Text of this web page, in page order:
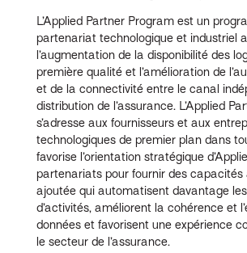
L’Applied Partner Program est un
partenariat technologique et industriel
l’augmentation de la disponibilité des
première qualité et l’amélioration de
et de la connectivité entre le canal
distribution de l’assurance. L’Applied
s’adresse aux fournisseurs et aux
technologiques de premier plan dans
favorise l’orientation stratégique
partenariats pour fournir des capacités
ajoutée qui automatisent davantage
d’activités, améliorent la cohérence et
données et favorisent une expérience
le secteur de l’assurance.